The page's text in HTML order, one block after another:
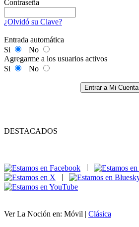
Contraseña
¿Olvidó su Clave?
Entrada automática
Si
No
Agregarme a los usuarios activos
Si
No
Entrar a Mi Cuenta
DESTACADOS
|
Ver La Noción en: Móvil | Clásica